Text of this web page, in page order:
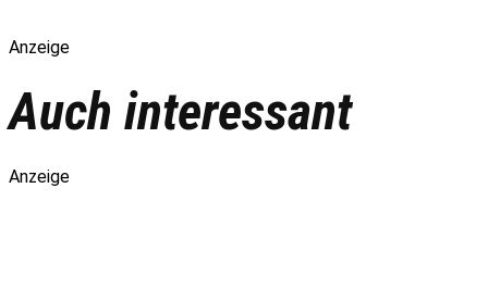
Anzeige
Auch interessant
Anzeige